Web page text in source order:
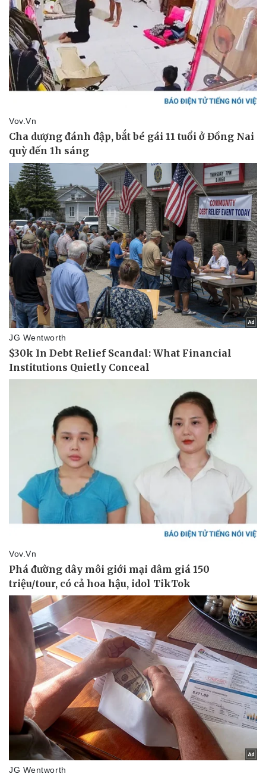
Pháp luật
Tin nóng
Quân sự - Quốc phòng
Vũ khí